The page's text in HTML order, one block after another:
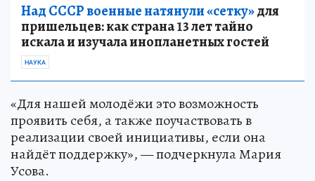
Над СССР военные натянули «сетку»для
пришельцев: как страна 13 лет тайно
искала и изучала инопланетных гостей
НАУКА
«Для нашей молодёжи это возможность
проявить себя, а также поучаствовать в
реализации своей инициативы, если она
найдёт поддержку», — подчеркнула Мария
Усова.